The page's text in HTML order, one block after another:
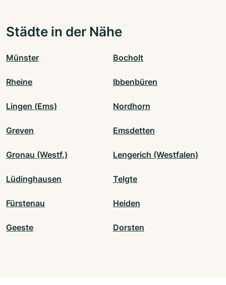
Städte in der Nähe
Münster Bocholt
Rheine Ibbenbüren
Lingen (Ems) Nordhorn
Greven Emsdetten
Gronau (Westf.) Lengerich (Westfalen)
Lüdinghausen Telgte
Fürstenau Heiden
Geeste Dorsten